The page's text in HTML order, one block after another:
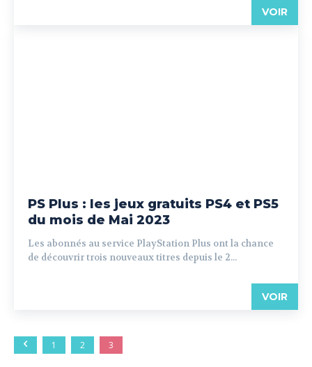
VOIR
PS Plus : les jeux gratuits PS4 et PS5
du mois de Mai 2023
Les abonnés au service PlayStation Plus ont la chance
de découvrir trois nouveaux titres depuis le 2...
VOIR
1 2 3